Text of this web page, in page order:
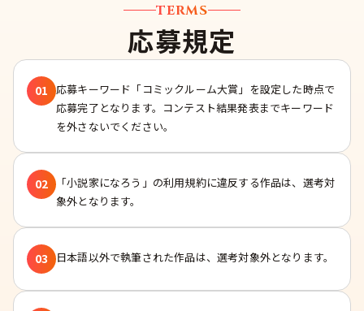
TERMS
応募規定
01 応募キーワード「コミックルーム大賞」を設定した時点で
応募完了となります。コンテスト結果発表までキーワード
を外さないでください。
02
「小説家になろう」の利用規約に違反する作品は、選考対
象外となります。
03 日本語以外で執筆された作品は、選考対象外となります。